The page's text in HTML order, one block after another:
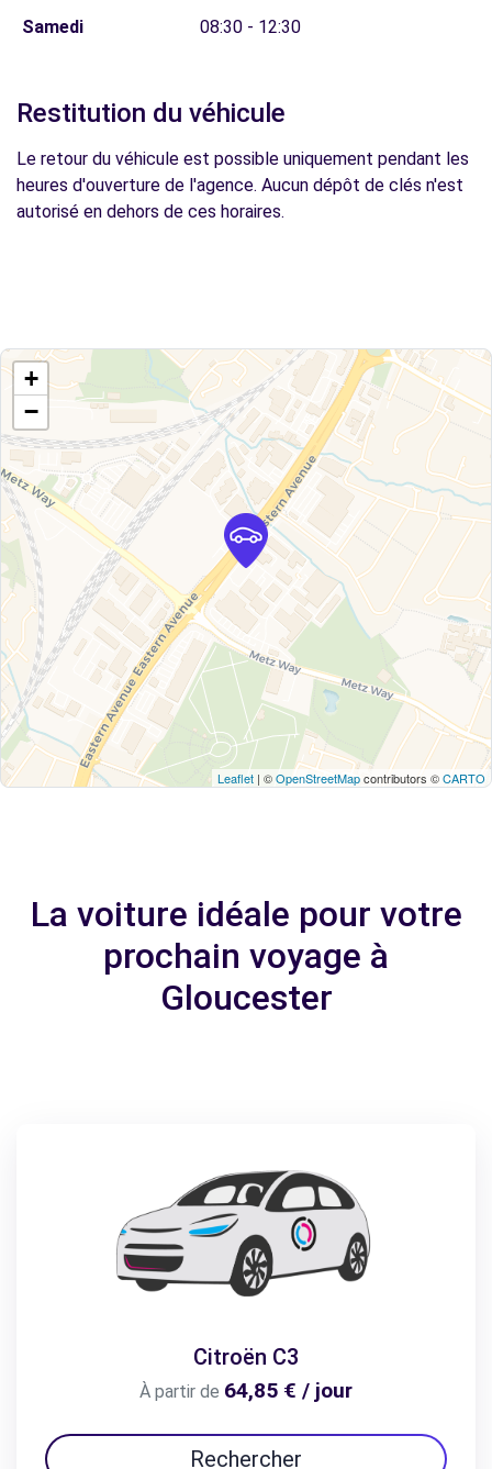
Samedi
08:30 - 12:30
Restitution du véhicule
Le retour du véhicule est possible uniquement pendant les
heures d'ouverture de l'agence. Aucun dépôt de clés n'est
autorisé en dehors de ces horaires.
+
−
Leaflet | ©OpenStreetMapcontributors ©CARTO
La voiture idéale pour votre
prochain voyage à
Gloucester
Citroën C3
À partir de 64,85 € / jour
Rechercher